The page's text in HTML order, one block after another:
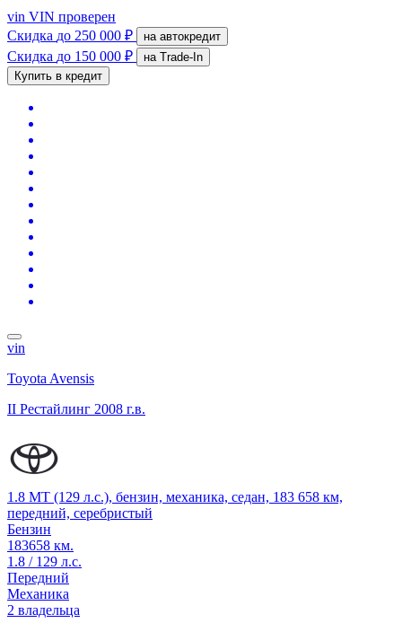
vin VIN проверен
Скидка до 250 000 ₽ на автокредит
Скидка до 150 000 ₽
на Trade-In
Купить в кредит
vin
Toyota Avensis
II Рестайлинг 2008 г.в.
1.8 MT (129 л.с.), бензин, механика, седан, 183 658 км,
передний, серебристый
Бензин
183658 км.
1.8 / 129 л.с.
Передний
Механика
2 владельца